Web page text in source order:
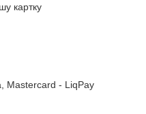
картку
Mastercard - LiqPay